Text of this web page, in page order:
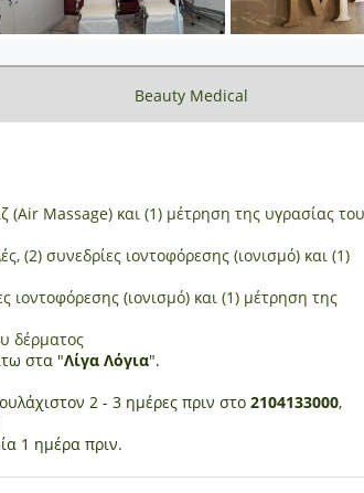
Beauty Medical
(Air Massage) και (1) μέτρηση της υγρασίας του
(2) συνεδρίες ιοντοφόρεσης (ιονισμό) και (1)
ιοντοφόρεσης (ιονισμό) και (1) μέτρηση της
δέρματος
στα "Λίγα Λόγια".
2 - 3 ημέρες πριν στο 2104133000,
1 ημέρα πριν.